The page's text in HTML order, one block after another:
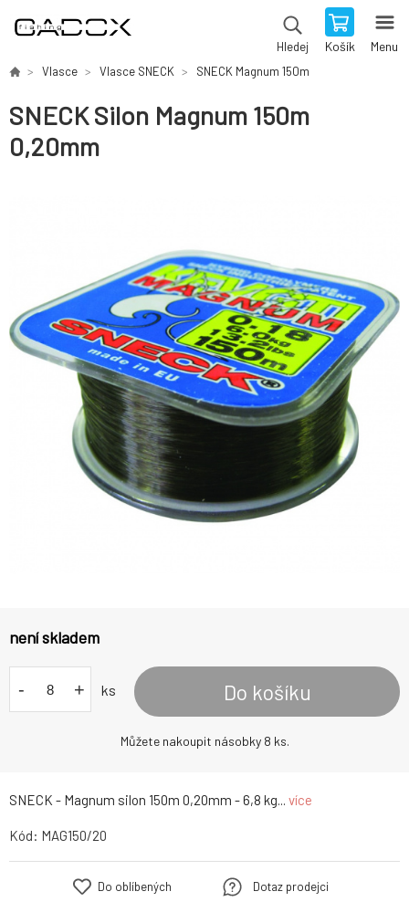
Hledej Košík Menu
Vlasce Vlasce SNECK SNECK Magnum 150m
SNECK Silon Magnum 150m
0,20mm
SNECK - Magnum silon 150m 0,20mm - 6,8 kg... více
není skladem
- + ks Do košíku
Můžete nakoupit násobky 8 ks.
Kód: MAG150/20
Do oblíbených
Dotaz prodejci